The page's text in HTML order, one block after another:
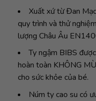
Xuất xứ từ Đan
quy trình và thử
lượng Châu Âu
Ty ngậm BIBS
hoàn toàn KHÔNG
cho sức khỏe của bé.
Núm ty cao su có